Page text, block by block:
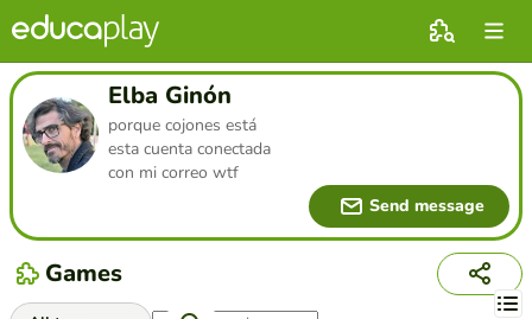
Elba Ginón
porque cojones está
esta cuenta conectada
con mi correo wtf
Send message
Games